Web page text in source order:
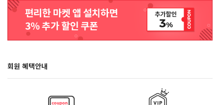
회원 혜택안내